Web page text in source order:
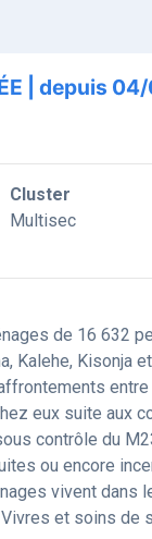
| depuis
Cluster
Multisec
de 16 632
Kalehe,
eux suite aux
contrôle du
ou encore
vivent
et soins de